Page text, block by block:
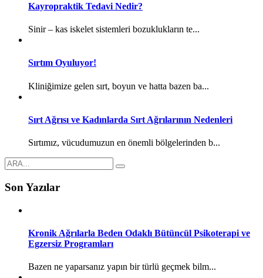
Kayropraktik Tedavi Nedir?
Sinir – kas iskelet sistemleri bozuklukların te...
Sırtım Oyuluyor!
Kliniğimize gelen sırt, boyun ve hatta bazen ba...
Sırt Ağrısı ve Kadınlarda Sırt Ağrılarının Nedenleri
Sırtımız, vücudumuzun en önemli bölgelerinden b...
Son Yazılar
Kronik Ağrılarla Beden Odaklı Bütüncül Psikoterapi ve
Egzersiz Programları
Bazen ne yaparsanız yapın bir türlü geçmek bilm...